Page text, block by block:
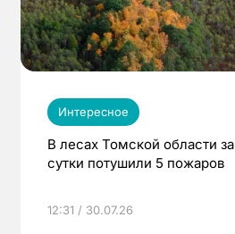
Интересное
В лесах Томской области за
сутки потушили 5 пожаров
12:31 / 30.07.26